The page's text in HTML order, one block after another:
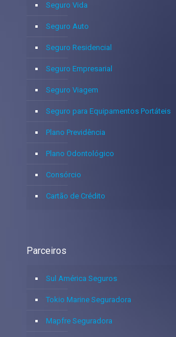
Seguro Vida
Seguro Auto
Seguro Residencial
Seguro Empresarial
Seguro Viagem
Seguro para Equipamentos Portáteis
Plano Previdência
Plano Odontológico
Consórcio
Cartão de Crédito
Parceiros
Sul América Seguros
Tokio Marine Seguradora
Mapfre Seguradora